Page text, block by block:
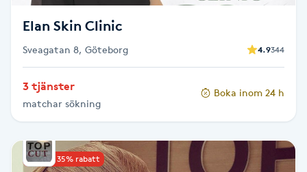
Katun fransar
Kemisk peeling
Keratinbehandling
Kinesiologi
Elan Skin Clinic
Sveagatan 8, Göteborg 4.9344
3 tjänster
matchar sökning
Boka inom 24 h
Upp till 35% rabatt